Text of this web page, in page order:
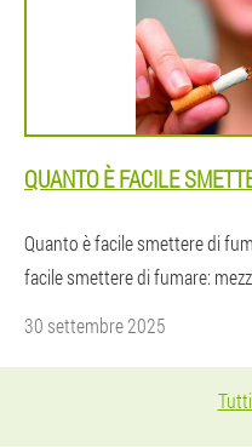
QUANTO È FACILE
Quanto è facile smettere di
facile smettere di fumare:
30 settembre 2025